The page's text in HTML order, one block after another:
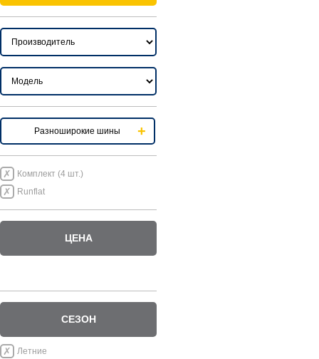
Разноширокие шины
Комплект (4 шт.)
Runflat
ЦЕНА
СЕЗОН
Летние